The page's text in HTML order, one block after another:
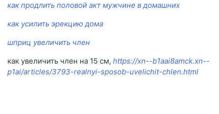
как продлить половой акт мужчине в домашних
как усилить эрекцию дома
шприц увеличить член
как увеличить член на 15 см, https://xn--b1aai8amck.xn--
p1ai/articles/3793-realnyi-sposob-uvelichit-chlen.html